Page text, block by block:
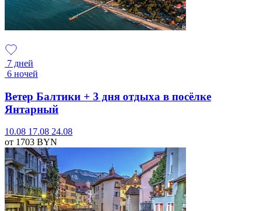
7 дней
6 ночей
Ветер Балтики + 3 дня отдыха в посёлке
Янтарный
10.08 17.08 24.08
от 1703 BYN